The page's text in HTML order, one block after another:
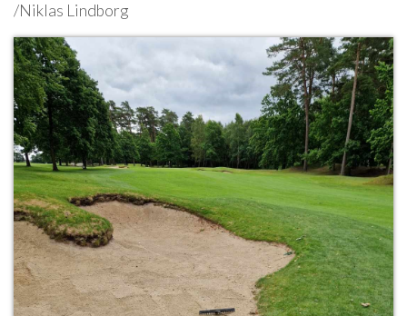
/Niklas Lindborg